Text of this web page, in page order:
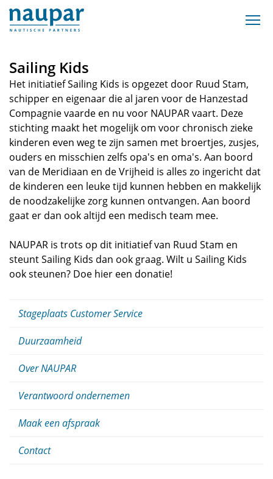
Sailing Kids
Het initiatief Sailing Kids is opgezet door Ruud Stam,
schipper en eigenaar die al jaren voor de Hanzestad
Compagnie vaarde en nu voor NAUPAR vaart. Deze
stichting maakt het mogelijk om voor chronisch zieke
kinderen even weg te zijn samen met broertjes, zusjes,
ouders en misschien zelfs opa's en oma's. Aan boord
van de Meridiaan en de Vrijheid is alles zo ingericht dat
de kinderen een leuke tijd kunnen hebben en makkelijk
de noodzakelijke zorg kunnen ontvangen. Aan boord
gaat er dan ook altijd een medisch team mee.
NAUPAR is trots op dit initiatief van Ruud Stam en
steunt Sailing Kids dan ook graag. Wilt u Sailing Kids
ook steunen? Doe hier een donatie!
Stageplaats Customer Service
Duurzaamheid
Over NAUPAR
Verantwoord ondernemen
Maak een afspraak
Contact